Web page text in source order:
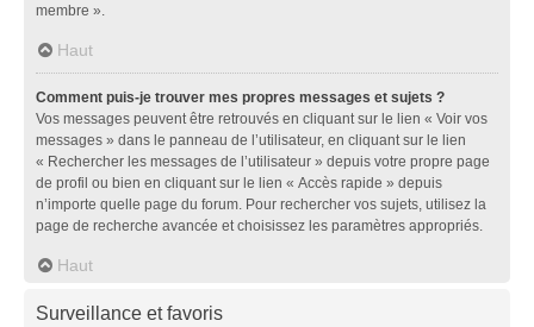
membre ».
Haut
Comment puis-je trouver mes propres messages et sujets ?
Vos messages peuvent être retrouvés en cliquant sur le lien « Voir vos
messages » dans le panneau de l’utilisateur, en cliquant sur le lien
« Rechercher les messages de l’utilisateur » depuis votre propre page
de profil ou bien en cliquant sur le lien « Accès rapide » depuis
n’importe quelle page du forum. Pour rechercher vos sujets, utilisez la
page de recherche avancée et choisissez les paramètres appropriés.
Haut
Surveillance et favoris